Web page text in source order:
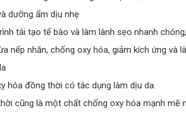
phục vụ chuyên sâu cho làn da mụn. Trong
tiên tiến, kết hợp với những nguyên liệu
phẩmtiên phong trong công cuộc nghiên
của các chị em. Ngoài ra thì hãng này
toàn và lành tính cho làn da.
mắt với màu xanh của thảo dược với chất
dưỡng ẩm dịu nhẹ
tái tạo tế bào và làm lành sẹo nhanh
nếp nhăn, chống oxy hóa, giảm kích ứng và
hóa đồng thời có tác dụng làm dịu da.
cũng là một chất chống oxy hóa mạnh